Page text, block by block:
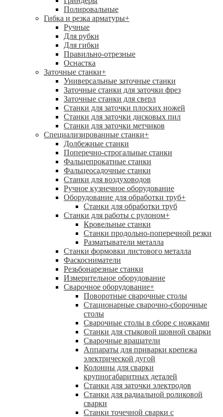
Полировальные
Гибка и резка арматуры+
Ручные
Для рубки
Для гибки
Правильно-отрезные
Оснастка
Заточные станки+
Универсальные заточные станки
Заточные станки для заточки фрез
Заточные станки для сверл
Станки для заточки плоских ножей
Станки для заточки дисковых пил
Станки для заточки метчиков
Специализированные станки+
Долбежные станки
Поперечно-строгальные станки
Фальцепрокатные станки
Фальцеосадочные станки
Станки для воздуховодов
Ручное кузнечное оборудование
Оборудование для обработки труб+
Станки для обработки труб
Станки для работы с рулоном+
Кровельные станки
Станки продольно-поперечной резки
Разматыватели металла
Станки формовки листового металла
Фаскосниматели
Резьбонарезные станки
Измерительное оборудование
Сварочное оборудование+
Поворотные сварочные столы
Стационарные сварочно-сборочные
столы
Сварочные столы в сборе с ножками
Станки для стыковой шовной сварки
Сварочные вращатели
Аппараты для приварки крепежа
электрической дугой
Колонны для сварки
крупногабаритных деталей
Станки для заточки электродов
Станки для радиальной роликовой
сварки
Станки точечной сварки с